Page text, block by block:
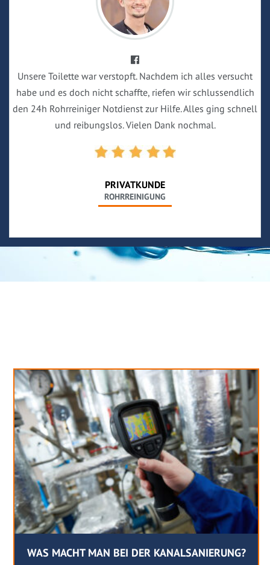
Unsere Toilette war verstopft. Nachdem ich alles versucht
habe und es doch nicht schaffte, riefen wir schlussendlich
den 24h Rohrreiniger Notdienst zur Hilfe. Alles ging schnell
und reibungslos. Vielen Dank nochmal.
PRIVATKUNDE
ROHRREINIGUNG
WAS MACHT MAN BEI DER KANALSANIERUNG?